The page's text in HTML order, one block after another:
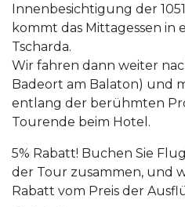
Innenbesichtigung der
kommt das Mittagessen in
Tscharda.
Wir fahren dann weiter
Badeort am Balaton) und
entlang der berühmten
Tourende beim Hotel.
5% Rabatt! Buchen Sie
der Tour zusammen, und
Rabatt vom Preis der